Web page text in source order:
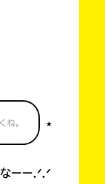
ね。
⋆
ーー.ᐟ.ᐟ